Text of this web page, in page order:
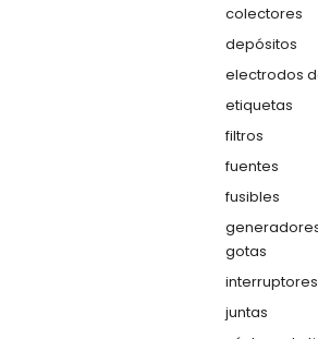
colectores
depósitos
electrodos
etiquetas
filtros
fuentes
fusibles
gotas
interruptores
juntas